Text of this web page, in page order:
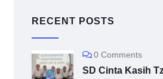
RECENT POSTS
0 Comments
SD Cinta Kasih